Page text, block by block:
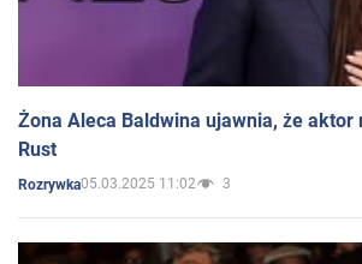
Żona Aleca Baldwina ujawnia, że
Rust
Rozrywka05.03.2025 11:02 3